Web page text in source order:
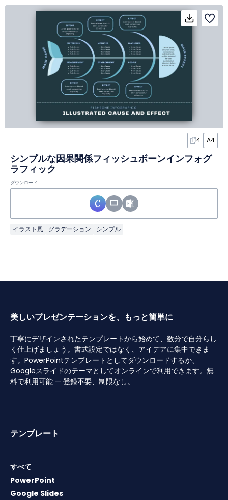
4 A4
シンプルな因果関係フィッシュボーンインフォグ
ラフィック
ダウンロード
イラスト風 グラデーション シンプル
美しいプレゼンテーションを、もっと簡単に
丁寧にデザインされたテンプレートから始めて、数分で自分らし
く仕上げましょう。書式設定ではなく、アイデアに集中できま
す。PowerPointテンプレートとしてダウンロードするか、
Googleスライドのテーマとしてオンラインで利用できます。無
料で利用可能 — 登録不要、制限なし。
テンプレート
すべて
PowerPoint
Google Slides